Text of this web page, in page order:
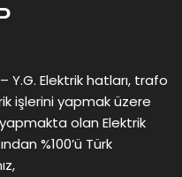
Y.G. Elektrik hatları, trafo
işlerini yapmak üzere
olan Elektrik
%100’ü Türk